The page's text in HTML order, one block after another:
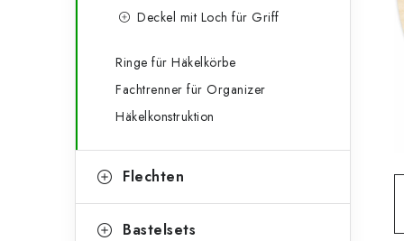
s
e
Deckel mit Loch für Griff
Ringe für Häkelkörbe
Fachtrenner für Organizer
Häkelkonstruktion
Flechten
Bastelsets